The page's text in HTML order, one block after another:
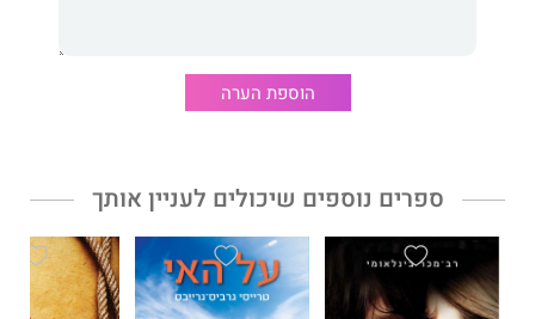
הוספת הערה
ספרים נוספים שיכולים לעניין אותך